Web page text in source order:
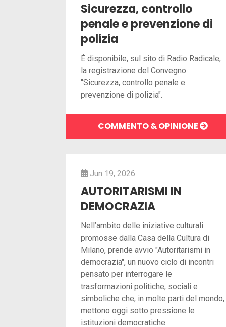
Sicurezza, controllo
penale e prevenzione di
polizia
É disponibile, sul sito di Radio Radicale,
la registrazione del Convegno
"Sicurezza, controllo penale e
prevenzione di polizia".
COMMENTO & OPINIONE
Jun 19, 2026
AUTORITARISMI IN
DEMOCRAZIA
Nell’ambito delle iniziative culturali
promosse dalla Casa della Cultura di
Milano, prende avvio "Autoritarismi in
democrazia", un nuovo ciclo di incontri
pensato per interrogare le
trasformazioni politiche, sociali e
simboliche che, in molte parti del mondo,
mettono oggi sotto pressione le
istituzioni democratiche.